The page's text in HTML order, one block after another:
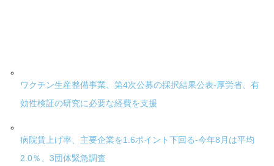
ワクチン生産整備事業、第4次公募の採択結果公表-厚労省、有
効性検証の研究に必要な経費を支援
病院賃上げ率、主要企業を1.6ポイント下回る-今年8月は平均
2.0％、3団体緊急調査